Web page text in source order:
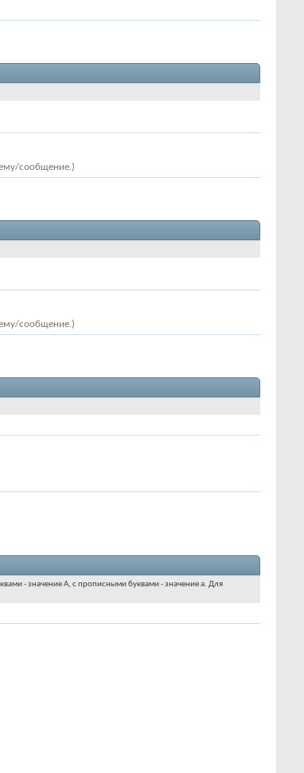
сообщение.)
сообщение.)
- значение A, с прописными буквами - значение а. Для